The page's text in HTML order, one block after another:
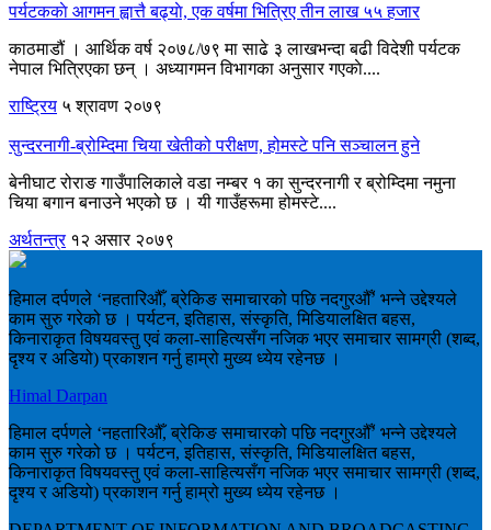
पर्यटककाे आगमन ह्वात्तै बढ्याे, एक वर्षमा भित्रिए तीन लाख ५५ हजार
काठमाडौं । आर्थिक वर्ष २०७८/७९ मा साढे ३ लाखभन्दा बढी विदेशी पर्यटक
नेपाल भित्रिएका छन् । अध्यागमन विभागका अनुसार गएकाे....
राष्ट्रिय ५ श्रावण २०७९
सुन्दरनागी-ब्रोम्दिमा चिया खेतीको परीक्षण, होमस्टे पनि सञ्चालन हुने
बेनीघाट रोराङ गाउँपालिकाले वडा नम्बर १ का सुन्दरनागी र ब्रोम्दिमा नमुना
चिया बगान बनाउने भएको छ । यी गाउँहरूमा होमस्टे....
अर्थतन्त्र १२ असार २०७९
हिमाल दर्पणले ‘नहतारिऔँ, ब्रेकिङ समाचारको पछि नदगुरऔँ’ भन्ने उद्देश्यले
काम सुरु गरेको छ । पर्यटन, इतिहास, संस्कृति, मिडियालक्षित बहस,
किनाराकृत विषयवस्तु एवं कला-साहित्यसँग नजिक भएर समाचार सामग्री (शब्द,
दृश्य र अडियो) प्रकाशन गर्नु हाम्रो मुख्य ध्येय रहेनछ ।
Himal Darpan
हिमाल दर्पणले ‘नहतारिऔँ, ब्रेकिङ समाचारको पछि नदगुरऔँ’ भन्ने उद्देश्यले
काम सुरु गरेको छ । पर्यटन, इतिहास, संस्कृति, मिडियालक्षित बहस,
किनाराकृत विषयवस्तु एवं कला-साहित्यसँग नजिक भएर समाचार सामग्री (शब्द,
दृश्य र अडियो) प्रकाशन गर्नु हाम्रो मुख्य ध्येय रहेनछ ।